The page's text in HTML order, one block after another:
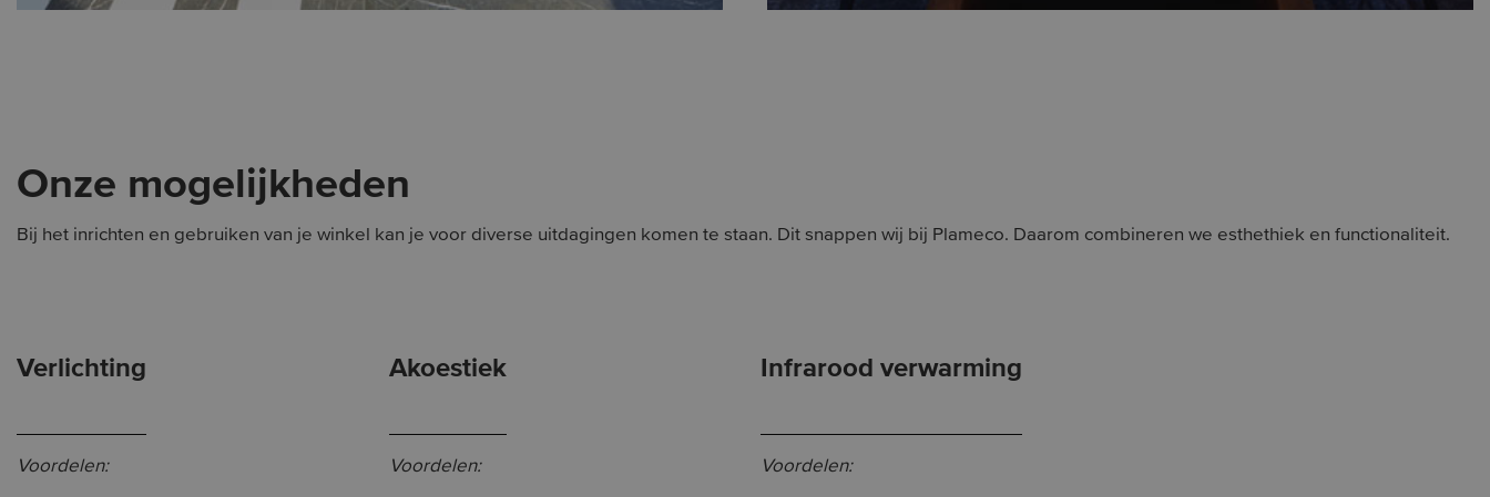
Onze mogelijkheden
Bij het inrichten en gebruiken van je winkel kan je voor diverse uitdagingen komen te staan. Dit snappen wij bij Plameco. Daarom combineren we esthethiek en functionaliteit.
Verlichting
Voordelen:
Akoestiek
Voordelen:
Infrarood verwarming
Voordelen: